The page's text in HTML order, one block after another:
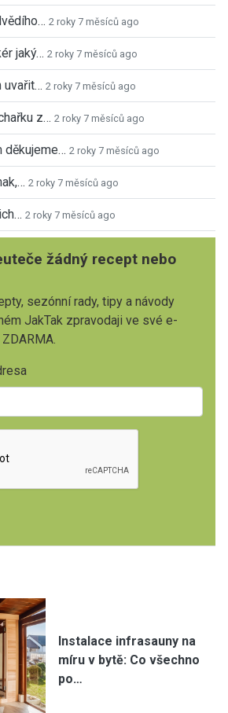
2 roky 7 měsíců ago
jaký… 2 roky 7 měsíců ago
uvařit… 2 roky 7 měsíců ago
z… 2 roky 7 měsíců ago
děkujeme… 2 roky 7 měsíců ago
2 roky 7 měsíců ago
2 roky 7 měsíců ago
žádný recept nebo
sezónní rady, tipy a návody
JakTak zpravodaji ve své e-
Instalace infrasauny na
míru v bytě: Co všechno
po…